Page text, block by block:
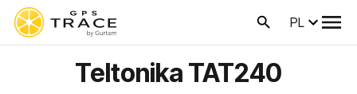
PL
Teltonika TAT240